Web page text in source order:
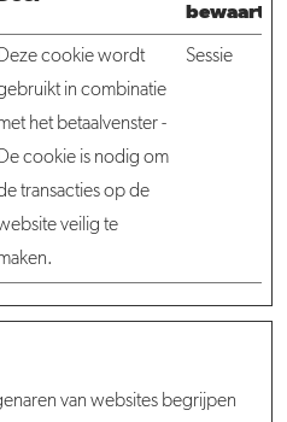
Deze cookie wordt
in combinatie
het betaalvenster -
De cookie is nodig om
transacties op de
veilig te
Sessie
van websites begrijpen